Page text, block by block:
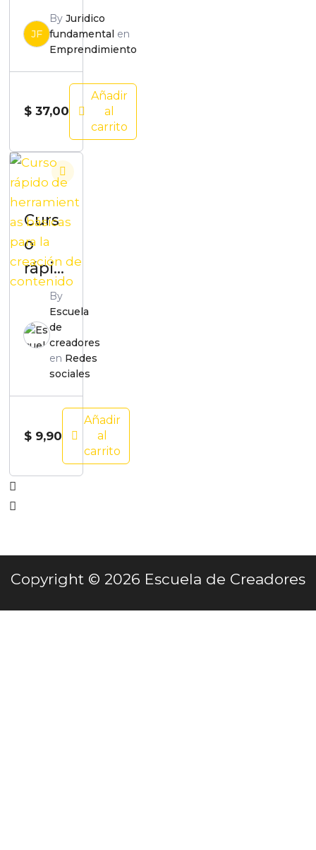
mod
franq
JF
By Juridico
fundamental en
Emprendimiento
$37,00
Añadir
al
carrito
Curs
o
rápid
o de
herra
mien
para
cont
enido
By
Escuela
de
creadores
en Redes
sociales
$9,90
Añadir
al
carrito
Copyright © 2026 Escuela de Creadores